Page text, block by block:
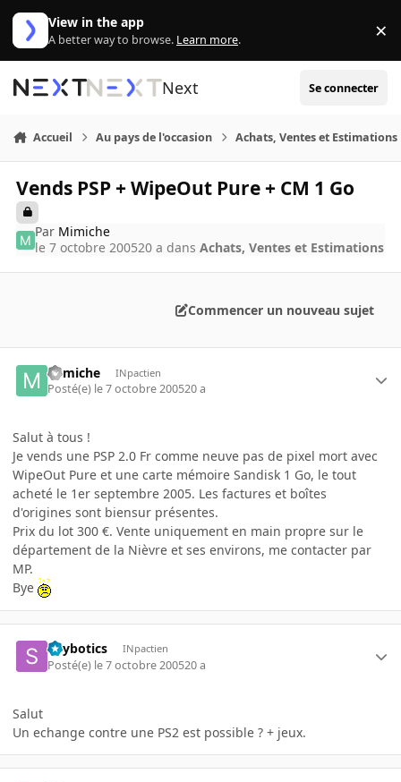
Aller au contenu
View in the app
A better way to browse. Learn more. ×
Next Se connecter
Accueil Au pays de l'occasion Achats, Ventes et Estimations
Vends PSP + WipeOut Pure + CM 1 Go
Par Mimiche
le 7 octobre 200520 a dansAchats, Ventes et Estimations
Commencer un nouveau sujet
Mimiche INpactien
Posté(e) le 7 octobre 200520 a
Salut à tous !
Je vends une PSP 2.0 Fr comme neuve pas de pixel mort avec
WipeOut Pure et une carte mémoire Sandisk 1 Go, le tout
acheté le 1er septembre 2005. Les factures et boîtes
d'origines sont biensur présentes.
Prix du lot 300 €. Vente uniquement en main propre sur le
département de la Nièvre et ses environs, me contacter par
MP.
Bye
Spybotics INpactien
Posté(e) le 7 octobre 200520 a
Salut
Un echange contre une PS2 est possible ? + jeux.